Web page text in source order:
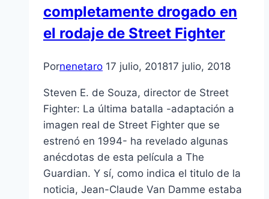
completamente drogado en
el rodaje de Street Fighter
Pornenetaro 17 julio, 201817 julio, 2018
Steven E. de Souza, director de Street
Fighter: La última batalla -adaptación a
imagen real de Street Fighter que se
estrenó en 1994- ha revelado algunas
anécdotas de esta película a The
Guardian. Y sí, como indica el titulo de la
noticia, Jean-Claude Van Damme estaba